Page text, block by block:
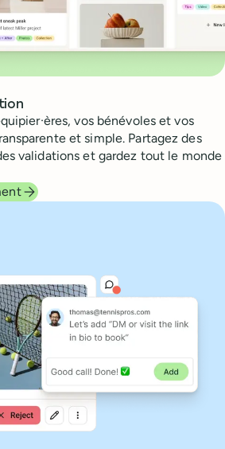
vos bénévoles et vos
et simple. Partagez des
validations et gardez tout le monde